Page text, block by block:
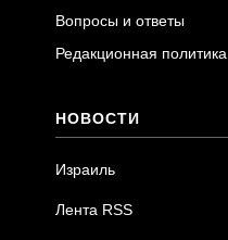
Вопросы и ответы
Редакционная политика
НОВОСТИ
Израиль
Лента RSS